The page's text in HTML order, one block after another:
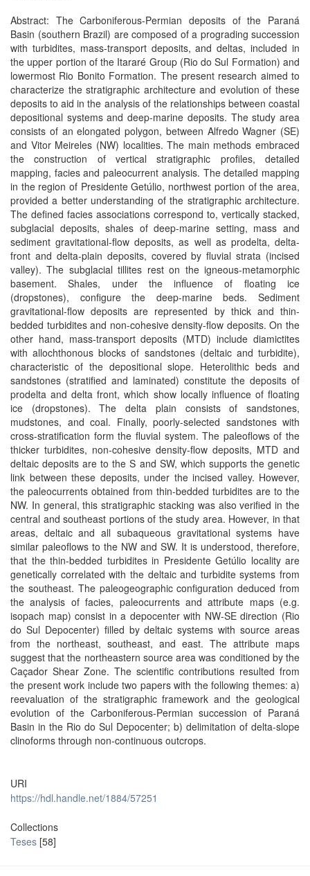
Abstract: The Carboniferous-Permian deposits of the Paraná
Basin (southern Brazil) are composed of a prograding succession
with turbidites, mass-transport deposits, and deltas, included in
the upper portion of the Itararé Group (Rio do Sul Formation) and
lowermost Rio Bonito Formation. The present research aimed to
characterize the stratigraphic architecture and evolution of these
deposits to aid in the analysis of the relationships between coastal
depositional systems and deep-marine deposits. The study area
consists of an elongated polygon, between Alfredo Wagner (SE)
and Vitor Meireles (NW) localities. The main methods embraced
the construction of vertical stratigraphic profiles, detailed
mapping, facies and paleocurrent analysis. The detailed mapping
in the region of Presidente Getúlio, northwest portion of the area,
provided a better understanding of the stratigraphic architecture.
The defined facies associations correspond to, vertically stacked,
subglacial deposits, shales of deep-marine setting, mass and
sediment gravitational-flow deposits, as well as prodelta, delta-
front and delta-plain deposits, covered by fluvial strata (incised
valley). The subglacial tillites rest on the igneous-metamorphic
basement. Shales, under the influence of floating ice
(dropstones), configure the deep-marine beds. Sediment
gravitational-flow deposits are represented by thick and thin-
bedded turbidites and non-cohesive density-flow deposits. On the
other hand, mass-transport deposits (MTD) include diamictites
with allochthonous blocks of sandstones (deltaic and turbidite),
characteristic of the depositional slope. Heterolithic beds and
sandstones (stratified and laminated) constitute the deposits of
prodelta and delta front, which show locally influence of floating
ice (dropstones). The delta plain consists of sandstones,
mudstones, and coal. Finally, poorly-selected sandstones with
cross-stratification form the fluvial system. The paleoflows of the
thicker turbidites, non-cohesive density-flow deposits, MTD and
deltaic deposits are to the S and SW, which supports the genetic
link between these deposits, under the incised valley. However,
the paleocurrents obtained from thin-bedded turbidites are to the
NW. In general, this stratigraphic stacking was also verified in the
central and southeast portions of the study area. However, in that
areas, deltaic and all subaqueous gravitational systems have
similar paleoflows to the NW and SW. It is understood, therefore,
that the thin-bedded turbidites in Presidente Getúlio locality are
genetically correlated with the deltaic and turbidite systems from
the southeast. The paleogeographic configuration deduced from
the analysis of facies, paleocurrents and attribute maps (e.g.
isopach map) consist in a depocenter with NW-SE direction (Rio
do Sul Depocenter) filled by deltaic systems with source areas
from the northeast, southeast, and east. The attribute maps
suggest that the northeastern source area was conditioned by the
Caçador Shear Zone. The scientific contributions resulted from
the present work include two papers with the following themes: a)
reevaluation of the stratigraphic framework and the geological
evolution of the Carboniferous-Permian succession of Paraná
Basin in the Rio do Sul Depocenter; b) delimitation of delta-slope
clinoforms through non-continuous outcrops.
URI
https://hdl.handle.net/1884/57251
Collections
Teses [58]